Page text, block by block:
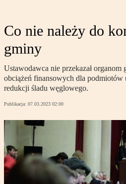
Co nie należy do
gminy
Ustawodawca nie przekazał
obciążeń finansowych dla podmiotów
redukcji śladu węglowego.
Publikacja: 07.03.2023 02:00